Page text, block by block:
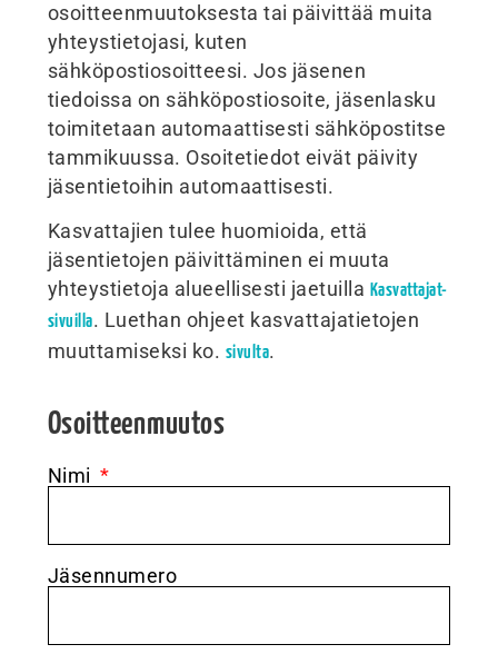
osoitteenmuutoksesta tai päivittää muita
yhteystietojasi, kuten
sähköpostiosoitteesi. Jos jäsenen
tiedoissa on sähköpostiosoite, jäsenlasku
toimitetaan automaattisesti sähköpostitse
tammikuussa. Osoitetiedot eivät päivity
jäsentietoihin automaattisesti.
Kasvattajien tulee huomioida, että
jäsentietojen päivittäminen ei muuta
yhteystietoja alueellisesti jaetuilla Kasvattajat-
sivuilla. Luethan ohjeet kasvattajatietojen
muuttamiseksi ko. sivulta.
Osoitteenmuutos
Nimi
Jäsennumero